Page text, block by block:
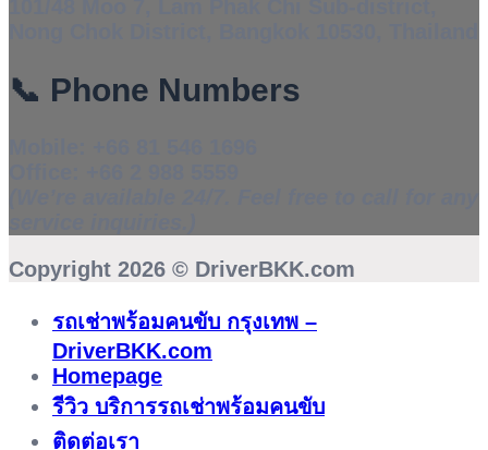
📞 Phone Numbers
Copyright 2026 © DriverBKK.com
รถเช่าพร้อมคนขับ กรุงเทพ –
DriverBKK.com
Homepage
รีวิว บริการรถเช่าพร้อมคนขับ
ติดต่อเรา